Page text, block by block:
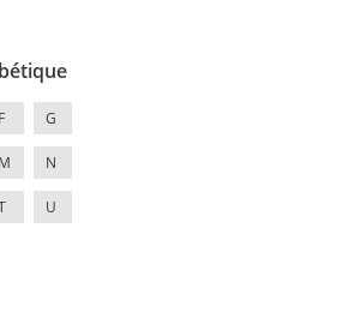
F G
M N
U